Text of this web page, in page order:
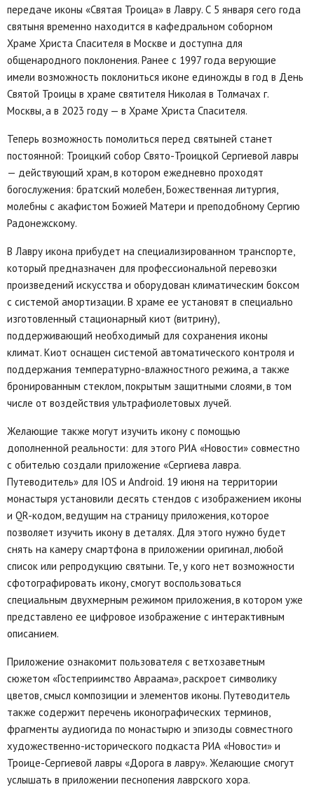
передаче иконы «Святая Троица» в Лавру. С 5 января сего года
святыня временно находится в кафедральном соборном
Храме Христа Спасителя в Москве и доступна для
общенародного поклонения. Ранее с 1997 года верующие
имели возможность поклониться иконе единожды в год в День
Святой Троицы в храме святителя Николая в Толмачах г.
Москвы, а в 2023 году — в Храме Христа Спасителя.
Теперь возможность помолиться перед святыней станет
постоянной: Троицкий собор Свято-Троицкой Сергиевой лавры
— действующий храм, в котором ежедневно проходят
богослужения: братский молебен, Божественная литургия,
молебны с акафистом Божией Матери и преподобному Сергию
Радонежскому.
В Лавру икона прибудет на специализированном транспорте,
который предназначен для профессиональной перевозки
произведений искусства и оборудован климатическим боксом
с системой амортизации. В храме ее установят в специально
изготовленный стационарный киот (витрину),
поддерживающий необходимый для сохранения иконы
климат. Киот оснащен системой автоматического контроля и
поддержания температурно-влажностного режима, а также
бронированным стеклом, покрытым защитными слоями, в том
числе от воздействия ультрафиолетовых лучей.
Желающие также могут изучить икону с помощью
дополненной реальности: для этого РИА «Новости» совместно
с обителью создали приложение «Сергиева лавра.
Путеводитель» для IOS и Android. 19 июня на территории
монастыря установили десять стендов с изображением иконы
и QR-кодом, ведущим на страницу приложения, которое
позволяет изучить икону в деталях. Для этого нужно будет
снять на камеру смартфона в приложении оригинал, любой
список или репродукцию святыни. Те, у кого нет возможности
сфотографировать икону, смогут воспользоваться
специальным двухмерным режимом приложения, в котором уже
представлено ее цифровое изображение с интерактивным
описанием.
Приложение ознакомит пользователя с ветхозаветным
сюжетом «Гостеприимство Авраама», раскроет символику
цветов, смысл композиции и элементов иконы. Путеводитель
также содержит перечень иконографических терминов,
фрагменты аудиогида по монастырю и эпизоды совместного
художественно-исторического подкаста РИА «Новости» и
Троице-Сергиевой лавры «Дорога в лавру». Желающие смогут
услышать в приложении песнопения лаврского хора.